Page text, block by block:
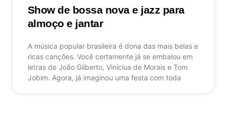
Show de bossa nova e jazz para
almoço e jantar
A música popular brasileira é dona das mais belas e
ricas canções. Você certamente já se embalou em
letras de João Gilberto, Vinícius de Morais e Tom
Jobim. Agora, já imaginou uma festa com toda